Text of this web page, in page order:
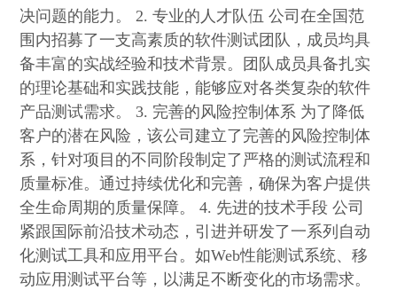
决问题的能力。 2. 专业的人才队伍 公司在全国范
围内招募了一支高素质的软件测试团队，成员均具
备丰富的实战经验和技术背景。团队成员具备扎实
的理论基础和实践技能，能够应对各类复杂的软件
产品测试需求。 3. 完善的风险控制体系 为了降低
客户的潜在风险，该公司建立了完善的风险控制体
系，针对项目的不同阶段制定了严格的测试流程和
质量标准。通过持续优化和完善，确保为客户提供
全生命周期的质量保障。 4. 先进的技术手段 公司
紧跟国际前沿技术动态，引进并研发了一系列自动
化测试工具和应用平台。如Web性能测试系统、移
动应用测试平台等，以满足不断变化的市场需求。